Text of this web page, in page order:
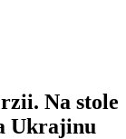
Na stole
Ukrajinu